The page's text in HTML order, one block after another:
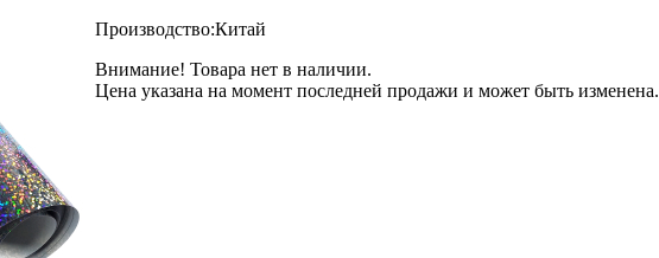
Производство:Китай
Внимание! Товара нет в наличии.
Цена указана на момент последней продажи и может быть изменена.